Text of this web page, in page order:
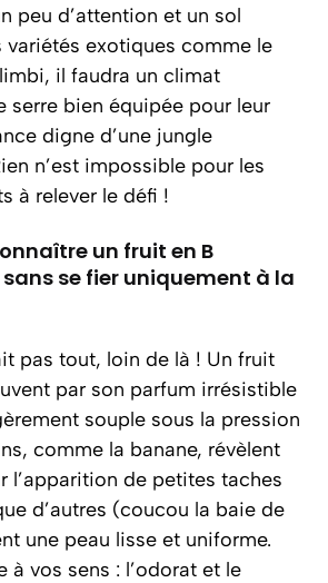
peu d’attention et un sol
variétés exotiques comme le
il faudra un climat
serre bien équipée pour leur
digne d’une jungle
n’est impossible pour les
à relever le défi !
un fruit en B
se fier uniquement à la
pas tout, loin de là ! Un fruit
par son parfum irrésistible
souple sous la pression
comme la banane, révèlent
l’apparition de petites taches
d’autres (coucou la baie de
une peau lisse et uniforme.
à vos sens : l’odorat et le